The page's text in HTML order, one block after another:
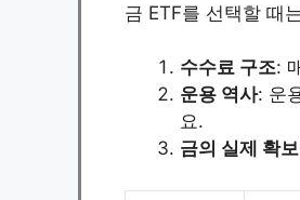
금 ETF를 선택할 때
수수료 구조:
운용 역사: 운
요.
금의 실제 확